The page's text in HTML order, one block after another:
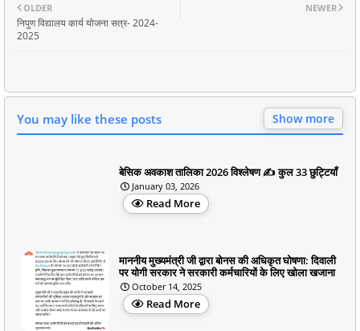
NEWER
OLDER
निपुण विद्यालय कार्य योजना सत्र- 2024-
2025
You may like these posts Show more
बेसिक अवकाश तालिका 2026 विश्लेषण ✍️ कुल 33 छुट्टियाँ
January 03, 2026
Read More
माननीय मुख्यमंत्री जी द्वारा बोनस की अधिकृत घोषणा: दिवाली
पर योगी सरकार ने सरकारी कर्मचारियों के लिए खोला खजाना
October 14, 2025
Read More